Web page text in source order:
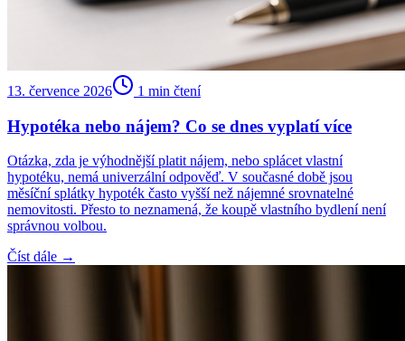
13. července 2026 1 min čtení
Hypotéka nebo nájem? Co se dnes vyplatí více
Otázka, zda je výhodnější platit nájem, nebo splácet vlastní
hypotéku, nemá univerzální odpověď. V současné době jsou
měsíční splátky hypoték často vyšší než nájemné srovnatelné
nemovitosti. Přesto to neznamená, že koupě vlastního bydlení není
správnou volbou.
Číst dále →